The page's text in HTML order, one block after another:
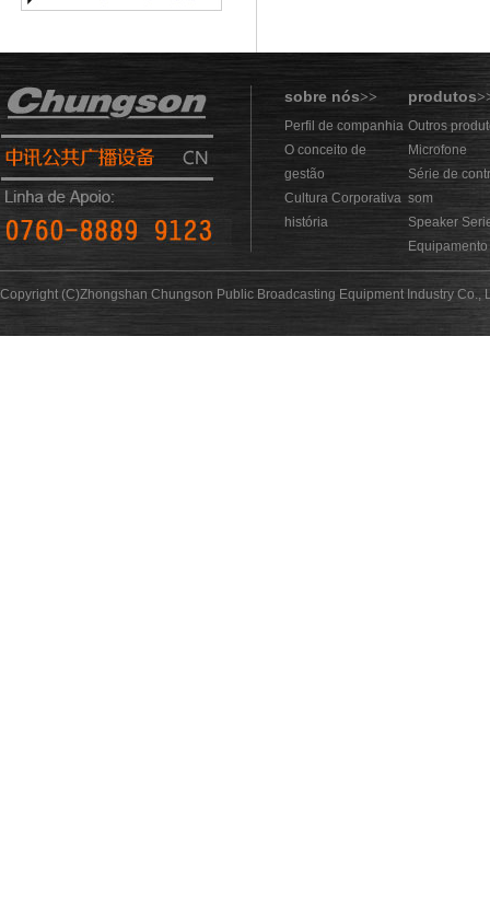
sobre nós>> produtos
Perfil de companhia
O conceito de
gestão
Cultura Corporativa
história
Outros
Microfone
Série de
som
Speaker
Copyright (C)Zhongshan Chungson Public Broadcasting Equipment Industry